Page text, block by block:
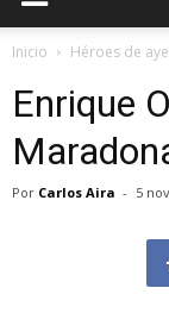
Inicio Héroes de
Enrique
Por Carlos Aira - 5